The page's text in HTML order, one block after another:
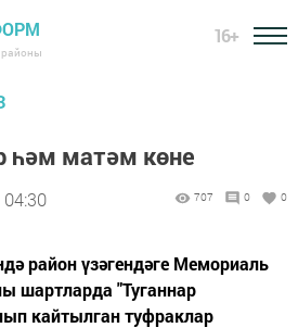
районы
16+
һәм матәм көне
707 0 0
район үзәгендәге Мемориаль
шартларда "Туганнар
кайтылган туфраклар